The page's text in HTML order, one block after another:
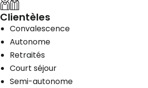
Clientèles
Convalescence
Autonome
Retraités
Court séjour
Semi-autonome